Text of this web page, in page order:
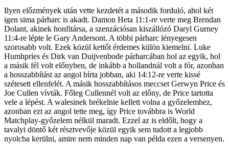
Ilyen előzmények után vette kezdetét a második forduló, ahol két
igen sima párharc is akadt. Damon Heta 11:1-re verte meg Brendan
Dolant, akinek honfitársa, a szenzációsan kiszállózó Daryl Gurney
11:4-re lépte le Gary Andersont. A többi párharc lényegesen
szorosabb volt. Ezek közül kettőt érdemes külön kiemelni. Luke
Humhpries és Dirk van Duijvenbode párharcában hol az egyik, hol
a másik fél volt előnyben, de inkább a hollandnál volt a fór, azonban
a hosszabbítást az angol bírta jobban, aki 14:12-re verte kissé
szétesett ellenfelét. A másik hosszabbításos meccset Gerwyn Price és
Joe Cullen vívták. Főleg Cullennél volt az előny, de Price tartotta
vele a lépést. A walesinek brékelnie kellett volna a győzelemhez,
azonban ezt az angol tette meg, így Price továbbra is World
Matchplay-győzelem nélkül maradt. Ezzel az is eldőlt, hogy a
tavalyi döntő két résztvevője közül egyik sem tudott a legjobb
nyolcba kerülni, amire nem minden nap van példa ezen a versenyen.